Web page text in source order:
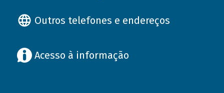
Outros telefones e endereços
Acesso à informação